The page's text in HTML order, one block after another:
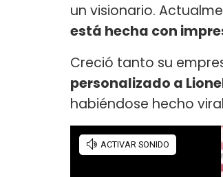
un visionario.
está hecha con
Creció tanto su
personalizado a
habiéndose hecho